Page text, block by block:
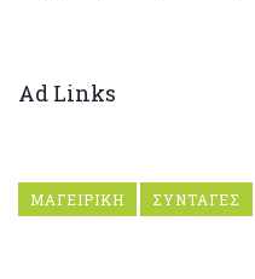
Ad Links
ΜΑΓΕΙΡΙΚΗ ΣΥΝΤΑΓΕΣ